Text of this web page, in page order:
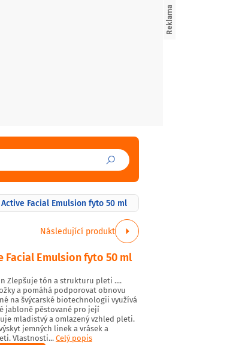
Facial Emulsion fyto 50 ml
Následující produkt
Facial Emulsion fyto 50 ml
Zlepšuje tón a strukturu pleti ....
a pomáhá podporovat obnovu
na švýcarské biotechnologii využívá
jabloně pěstované pro její
mladistvý a omlazený vzhled pleti.
jemných linek a vrásek a
Vlastnosti...Celý popis